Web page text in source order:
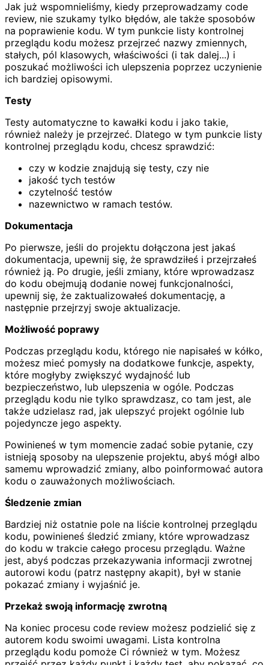
Jak już wspomnieliśmy, kiedy przeprowadzamy code
review, nie szukamy tylko błędów, ale także sposobów
na poprawienie kodu. W tym punkcie listy kontrolnej
przeglądu kodu możesz przejrzeć nazwy zmiennych,
stałych, pól klasowych, właściwości (i tak dalej...) i
poszukać możliwości ich ulepszenia poprzez uczynienie
ich bardziej opisowymi.
Testy
Testy automatyczne to kawałki kodu i jako takie,
również należy je przejrzeć. Dlatego w tym punkcie listy
kontrolnej przeglądu kodu, chcesz sprawdzić:
czy w kodzie znajdują się testy, czy nie
jakość tych testów
czytelność testów
nazewnictwo w ramach testów.
Dokumentacja
Po pierwsze, jeśli do projektu dołączona jest jakaś
dokumentacja, upewnij się, że sprawdziłeś i przejrzałeś
również ją. Po drugie, jeśli zmiany, które wprowadzasz
do kodu obejmują dodanie nowej funkcjonalności,
upewnij się, że zaktualizowałeś dokumentację, a
następnie przejrzyj swoje aktualizacje.
Możliwość poprawy
Podczas przeglądu kodu, którego nie napisałeś w kółko,
możesz mieć pomysły na dodatkowe funkcje, aspekty,
które mogłyby zwiększyć wydajność lub
bezpieczeństwo, lub ulepszenia w ogóle. Podczas
przeglądu kodu nie tylko sprawdzasz, co tam jest, ale
także udzielasz rad, jak ulepszyć projekt ogólnie lub
pojedyncze jego aspekty.
Powinieneś w tym momencie zadać sobie pytanie, czy
istnieją sposoby na ulepszenie projektu, abyś mógł albo
samemu wprowadzić zmiany, albo poinformować autora
kodu o zauważonych możliwościach.
Śledzenie zmian
Bardziej niż ostatnie pole na liście kontrolnej przeglądu
kodu, powinieneś śledzić zmiany, które wprowadzasz
do kodu w trakcie całego procesu przeglądu. Ważne
jest, abyś podczas przekazywania informacji zwrotnej
autorowi kodu (patrz następny akapit), był w stanie
pokazać zmiany i wyjaśnić je.
Przekaż swoją informację zwrotną
Na koniec procesu code review możesz podzielić się z
autorem kodu swoimi uwagami. Lista kontrolna
przeglądu kodu pomoże Ci również w tym. Możesz